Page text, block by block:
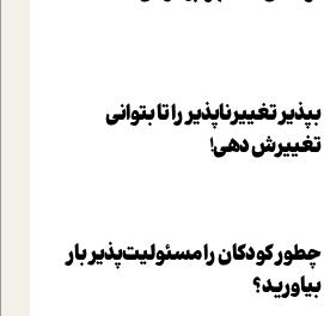
بپذير تغييرناپذير را تا بتواني
تغييرش دهي!‏
چطور کودکان را مسئولیت‌پذیر بار
بیاورید؟